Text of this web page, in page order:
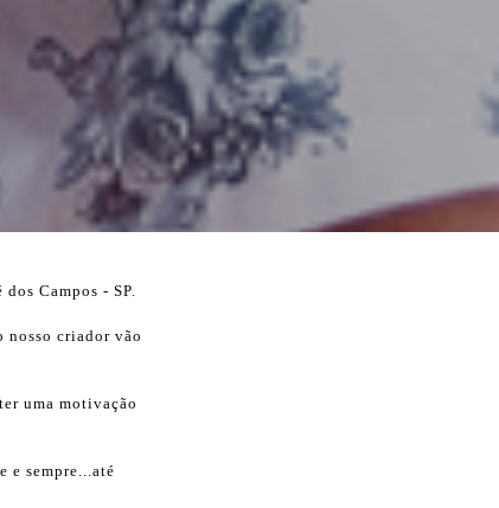
Campos - SP.
nosso criador vão
uma motivação
e sempre...até